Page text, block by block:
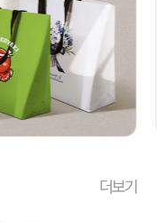
더보기